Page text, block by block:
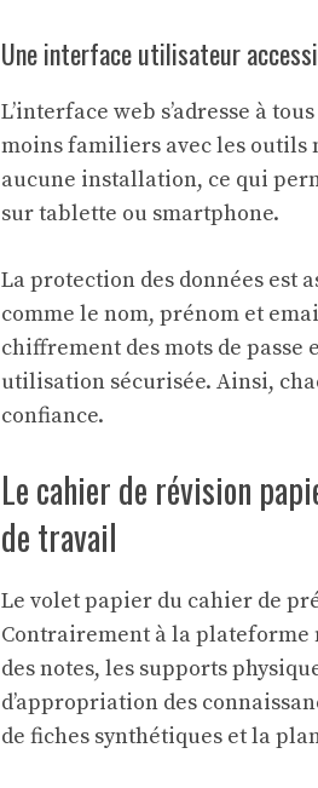
Une interface utilisateur
L’interface web s’adresse à
moins familiers avec les
aucune installation, ce qui
sur tablette ou smartphone.
La protection des données est
comme le nom, prénom et
chiffrement des mots de passe
utilisation sécurisée. Ainsi,
confiance.
Le cahier de révision
de travail
Le volet papier du cahier de
Contrairement à la
des notes, les supports
d’appropriation des
de fiches synthétiques et la